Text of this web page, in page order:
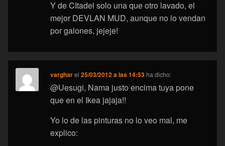
Y de CItadel solo una que otro lavado, el
mejor DEVLAN MUD, aunque no lo vendan
por galones, jejeje!
vargharel25/03/2012 a las 14:53 ha dicho:
@Uesugi, Nama justo encima tuya pone
que en el Ikea jajaja!!
Yo lo de las pinturas no lo veo mal, me
explico: